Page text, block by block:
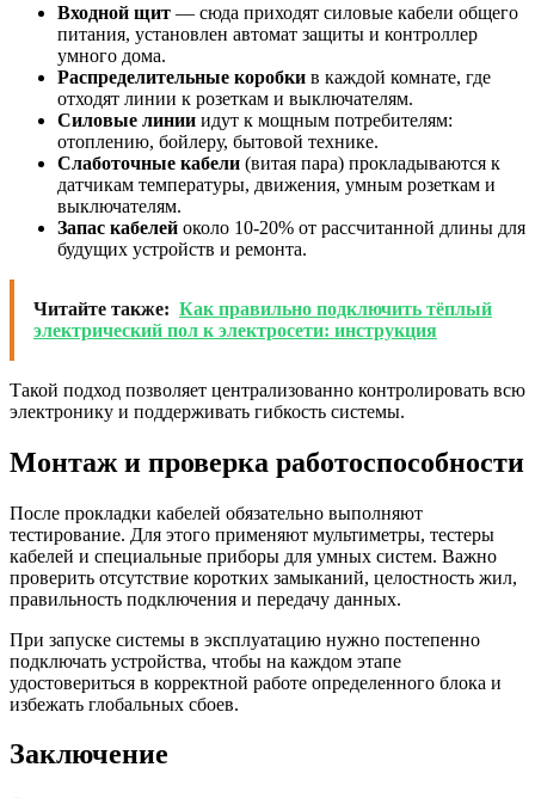
Входной щит — сюда приходят силовые кабели общего
питания, установлен автомат защиты и контроллер
умного дома.
Распределительные коробки в каждой комнате, где
отходят линии к розеткам и выключателям.
Силовые линии идут к мощным потребителям:
отоплению, бойлеру, бытовой технике.
Слаботочные кабели (витая пара) прокладываются к
датчикам температуры, движения, умным розеткам и
выключателям.
Запас кабелей около 10-20% от рассчитанной длины для
будущих устройств и ремонта.
Читайте также: Как правильно подключить тёплый
электрический пол к электросети: инструкция
Такой подход позволяет централизованно контролировать всю
электронику и поддерживать гибкость системы.
Монтаж и проверка работоспособности
После прокладки кабелей обязательно выполняют
тестирование. Для этого применяют мультиметры, тестеры
кабелей и специальные приборы для умных систем. Важно
проверить отсутствие коротких замыканий, целостность жил,
правильность подключения и передачу данных.
При запуске системы в эксплуатацию нужно постепенно
подключать устройства, чтобы на каждом этапе
удостовериться в корректной работе определенного блока и
избежать глобальных сбоев.
Заключение